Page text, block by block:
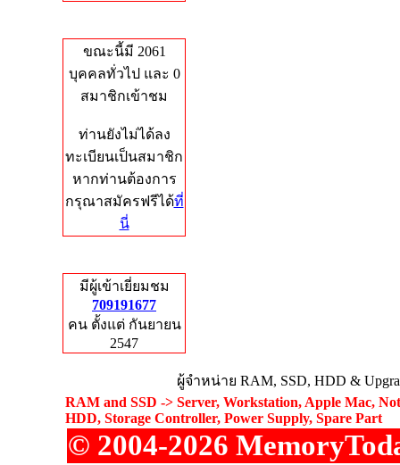
ขณะนี้มี 2061
บุคคลทั่วไป และ 0
สมาชิกเข้าชม
ท่านยังไม่ได้ลง
ทะเบียนเป็นสมาชิก
หากท่านต้องการ
กรุณาสมัครฟรีได้ที่
นี่
มีผู้เข้าเยี่ยมชม
709191677
คน ตั้งแต่ กันยายน
2547
ผู้จำหน่าย RAM, SSD, HDD &
RAM and SSD -> Server, Workstation, Apple Mac,
HDD, Storage Controller, Power Supply, Spare Part
© 2004-2026